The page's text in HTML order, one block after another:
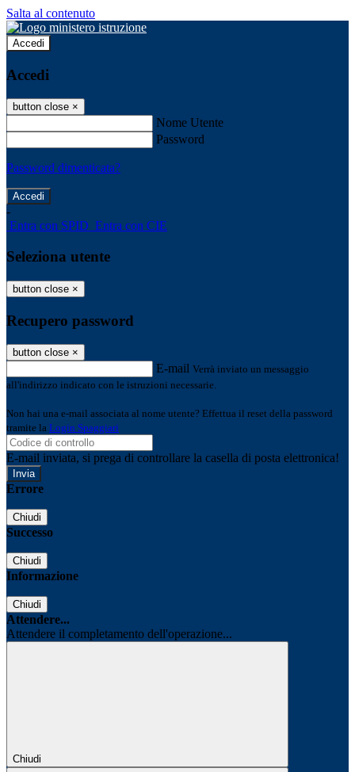
Salta al contenuto
Accedi
Accedi
button close ×
Nome Utente
Password
Password dimenticata?
-
Entra con SPID Entra con CIE
Seleziona utente
button close ×
Recupero password
button close ×
E-mail Verrà inviato un messaggio
all'indirizzo indicato con le istruzioni necessarie.
Non hai una e-mail associata al nome utente? Effettua il reset della password
tramite la Login Spaggiari
E-mail inviata, si prega di controllare la casella di posta elettronica!
Errore
Chiudi
Successo
Chiudi
Informazione
Chiudi
Attendere...
Attendere il completamento dell'operazione...
Chiudi